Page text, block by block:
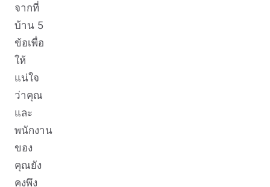
จากที่
บ้าน 5
ข้อเพื่อ
ให้
แน่ใจ
ว่าคุณ
และ
พนักงาน
ของ
คุณยัง
คงพึง